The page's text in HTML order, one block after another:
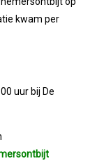
kwam per
uur bij De